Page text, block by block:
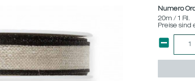
Numero
20m / 1 Rl.
Preise sind